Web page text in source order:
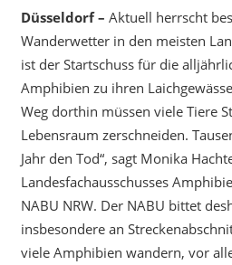
Düsseldorf – Aktuell herrscht
Wanderwetter in den meisten
ist der Startschuss für die
Amphibien zu ihren
Weg dorthin müssen viele Tiere
Lebensraum zerschneiden.
Jahr den Tod“, sagt Monika
Landesfachausschusses
NABU NRW. Der NABU bittet
insbesondere an
viele Amphibien wandern, vor